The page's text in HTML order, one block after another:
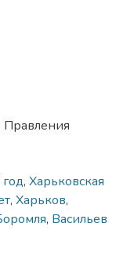
Правления
, Харьковская
, Харьков,
, Васильев